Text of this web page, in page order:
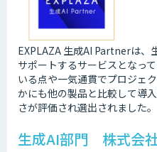
EXPLAZA 生成AI Partnerは、
サポートするサービスとなっ
いる点や一気通貫でプロジェ
かにも他の製品と比較して導
さが評価され選出されました。
生成AI部門 株式会